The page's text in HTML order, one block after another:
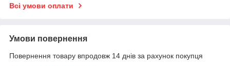
Всі умови оплати
Умови повернення
Повернення товару впродовж 14 днів за рахунок покупця